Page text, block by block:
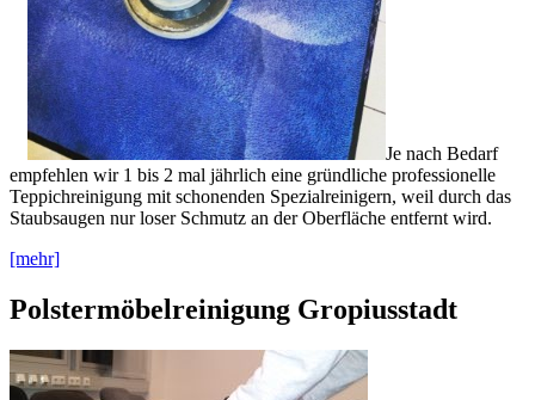
Je nach Bedarf
empfehlen wir 1 bis 2 mal jährlich eine gründliche professionelle
Teppichreinigung mit schonenden Spezialreinigern, weil durch das
Staubsaugen nur loser Schmutz an der Oberfläche entfernt wird.
[mehr]
Polstermöbelreinigung Gropiusstadt